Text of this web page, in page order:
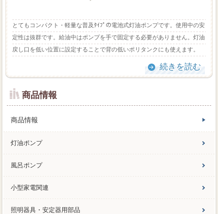
とてもコンパクト・軽量な普及ﾀｲﾌﾟの電池式灯油ポンプです。使用中の安
定性は抜群です。給油中はポンプを手で固定する必要がありません。灯油
戻し口を低い位置に設定することで背の低いポリタンクにも使えます。
続きを読む
商品情報
商品情報
灯油ポンプ
風呂ポンプ
小型家電関連
照明器具・安定器用部品